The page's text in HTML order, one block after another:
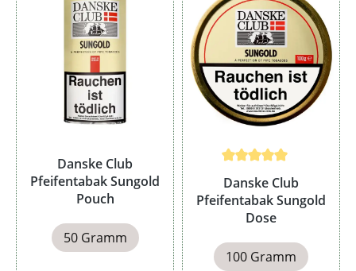
Danske Club
Pfeifentabak Sungold
Pouch
50 Gramm
Durchschnittliche
Danske Club
Pfeifentabak Sungold
Dose
100 Gramm